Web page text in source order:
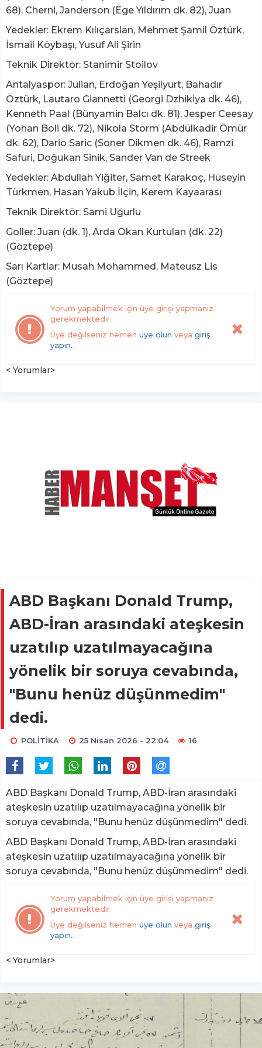
68), Cherni, Janderson (Ege Yıldırım dk. 82), Juan
Yedekler: Ekrem Kılıçarslan, Mehmet Şamil Öztürk,
İsmail Köybaşı, Yusuf Ali Şirin
Teknik Direktör: Stanimir Stoilov
Antalyaspor: Julian, Erdoğan Yeşilyurt, Bahadır
Öztürk, Lautaro Giannetti (Georgi Dzhikiya dk. 46),
Kenneth Paal (Bünyamin Balcı dk. 81), Jesper Ceesay
(Yohan Boli dk. 72), Nikola Storm (Abdülkadir Ömür
dk. 62), Dario Saric (Soner Dikmen dk. 46), Ramzi
Safuri, Doğukan Sinik, Sander Van de Streek
Yedekler: Abdullah Yiğiter, Samet Karakoç, Hüseyin
Türkmen, Hasan Yakub İlçin, Kerem Kayaarası
Teknik Direktör: Sami Uğurlu
Goller: Juan (dk. 1), Arda Okan Kurtulan (dk. 22)
(Göztepe)
Sarı Kartlar: Musah Mohammed, Mateusz Lis
(Göztepe)
Yorum yapabilmek için üye girişi yapmanız
gerekmektedir.
Üye değilseniz hemen üye olun veya giriş
yapın..
< Yorumlar>
ABD Başkanı Donald Trump,
ABD-İran arasındaki ateşkesin
uzatılıp uzatılmayacağına
yönelik bir soruya cevabında,
"Bunu henüz düşünmedim"
dedi.
POLİTİKA 25 Nisan 2026 - 22:04 16
ABD Başkanı Donald Trump, ABD-İran arasındaki
ateşkesin uzatılıp uzatılmayacağına yönelik bir
soruya cevabında, "Bunu henüz düşünmedim" dedi.
ABD Başkanı Donald Trump, ABD-İran arasındaki
ateşkesin uzatılıp uzatılmayacağına yönelik bir
soruya cevabında, "Bunu henüz düşünmedim" dedi.
Yorum yapabilmek için üye girişi yapmanız
gerekmektedir.
Üye değilseniz hemen üye olun veya giriş
yapın..
< Yorumlar>